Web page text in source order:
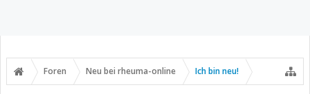
Foren Neu bei rheuma-online Ich bin neu!